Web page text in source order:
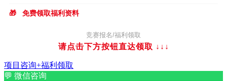
🎁 免费领取福利资料
竞赛报名/福利领取
请点击下方按钮直达领取 ↓↓↓
项目咨询+福利领取
💬 微信咨询